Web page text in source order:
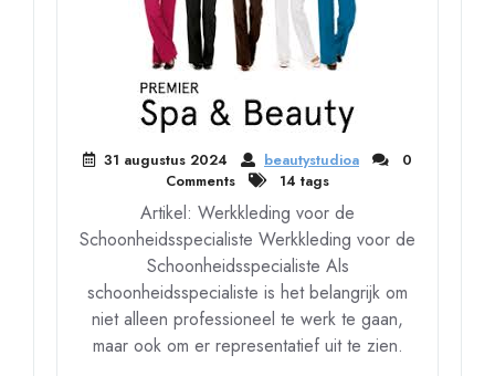
31 augustus 2024 beautystudioa
0
Comments
14 tags
Artikel: Werkkleding voor de
Schoonheidsspecialiste Werkkleding voor de
Schoonheidsspecialiste Als
schoonheidsspecialiste is het belangrijk om
niet alleen professioneel te werk te gaan,
maar ook om er representatief uit te zien.